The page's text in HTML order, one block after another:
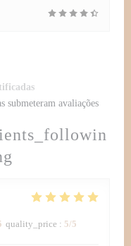
quality_price : 5/5
submeteram avaliações